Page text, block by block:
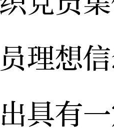
理想
具有